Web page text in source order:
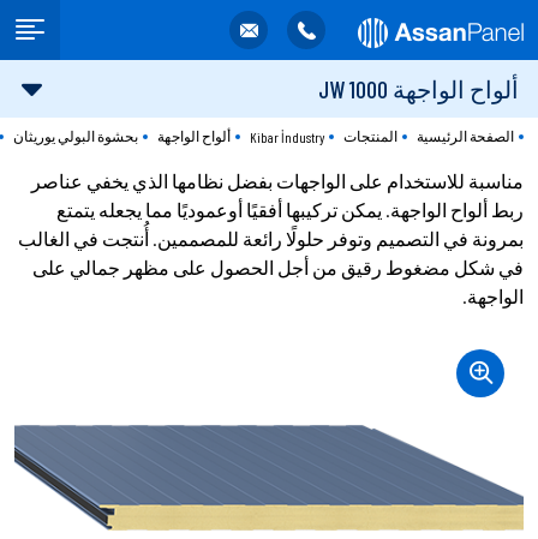
ألواح الواجهة 1000 JW
الصفحة الرئيسية المنتجات Kibar İndustry ألواح الواجهة بحشوة البولي يوريثان
مناسبة للاستخدام على الواجهات بفضل نظامها الذي يخفي عناصر
ربط ألواح الواجهة. يمكن تركيبها أفقيًا أوعموديًا مما يجعله يتمتع
بمرونة في التصميم وتوفر حلولًا رائعة للمصممين. أُنتجت في الغالب
في شكل مضغوط رقيق من أجل الحصول على مظهر جمالي على
الواجهة.